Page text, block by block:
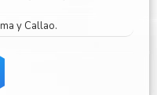
y Callao.